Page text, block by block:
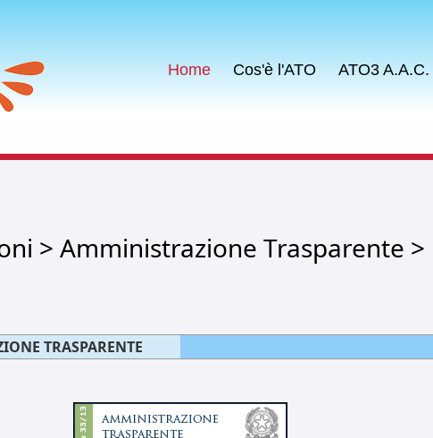
Home Cos'è l'ATO ATO3 A.A.C.
> Amministrazione Trasparente >
TRASPARENTE